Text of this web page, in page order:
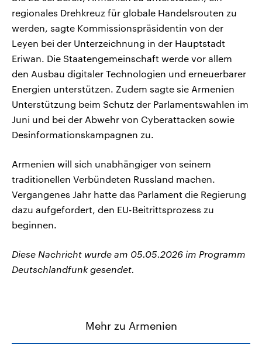
regionales Drehkreuz für globale Handelsrouten zu
werden, sagte Kommissionspräsidentin von der
Leyen bei der Unterzeichnung in der Hauptstadt
Eriwan. Die Staatengemeinschaft werde vor allem
den Ausbau digitaler Technologien und erneuerbarer
Energien unterstützen. Zudem sagte sie Armenien
Unterstützung beim Schutz der Parlamentswahlen im
Juni und bei der Abwehr von Cyberattacken sowie
Desinformationskampagnen zu.
Armenien will sich unabhängiger von seinem
traditionellen Verbündeten Russland machen.
Vergangenes Jahr hatte das Parlament die Regierung
dazu aufgefordert, den EU-Beitrittsprozess zu
beginnen.
Diese Nachricht wurde am 05.05.2026 im Programm
Deutschlandfunk gesendet.
Mehr zu Armenien